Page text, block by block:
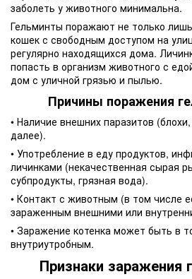
заболеть у животного минимальна.
Гельминты поражают не только
кошек с свободным доступом на
регулярно находящихся дома.
попасть в организм животного с
дом с уличной грязью и пылью.
Причины поражения
• Наличие внешних паразитов
далее).
• Употребление в еду продуктов,
личинками (некачественная сырая
субпродукты, грязная вода).
• Контакт с животным (в том числе
зараженным внешними или
• Заражение котенка может быть в
внутриутробным.
Признаки заражения